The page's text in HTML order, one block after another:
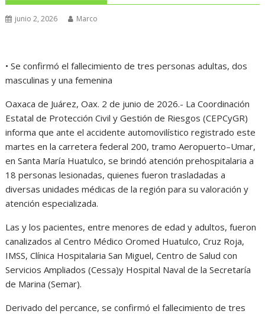
junio 2, 2026 Marco
• Se confirmó el fallecimiento de tres personas adultas, dos
masculinas y una femenina
Oaxaca de Juárez, Oax. 2 de junio de 2026.- La Coordinación
Estatal de Protección Civil y Gestión de Riesgos (CEPCyGR)
informa que ante el accidente automovilístico registrado este
martes en la carretera federal 200, tramo Aeropuerto–Umar,
en Santa María Huatulco, se brindó atención prehospitalaria a
18 personas lesionadas, quienes fueron trasladadas a
diversas unidades médicas de la región para su valoración y
atención especializada.
Las y los pacientes, entre menores de edad y adultos, fueron
canalizados al Centro Médico Oromed Huatulco, Cruz Roja,
IMSS, Clínica Hospitalaria San Miguel, Centro de Salud con
Servicios Ampliados (Cessa)y Hospital Naval de la Secretaría
de Marina (Semar).
Derivado del percance, se confirmó el fallecimiento de tres